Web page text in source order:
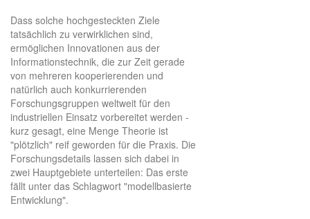
Dass solche hochgesteckten Ziele
tatsächlich zu verwirklichen sind,
ermöglichen Innovationen aus der
Informationstechnik, die zur Zeit gerade
von mehreren kooperierenden und
natürlich auch konkurrierenden
Forschungsgruppen weltweit für den
industriellen Einsatz vorbereitet werden -
kurz gesagt, eine Menge Theorie ist
"plötzlich" reif geworden für die Praxis. Die
Forschungsdetails lassen sich dabei in
zwei Hauptgebiete unterteilen: Das erste
fällt unter das Schlagwort "modellbasierte
Entwicklung".